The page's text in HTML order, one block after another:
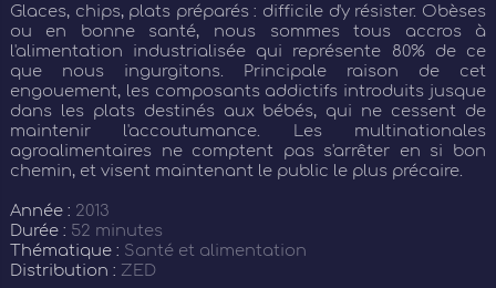
Glaces, chips, plats préparés : difficile d'y résister. Obèses
ou en bonne santé, nous sommes tous accros à
l'alimentation industrialisée qui représente 80% de ce
que nous ingurgitons. Principale raison de cet
engouement, les composants addictifs introduits jusque
dans les plats destinés aux bébés, qui ne cessent de
maintenir l'accoutumance. Les multinationales
agroalimentaires ne comptent pas s'arrêter en si bon
chemin, et visent maintenant le public le plus précaire.
Année : 2013
Durée : 52 minutes
Thématique : Santé et alimentation
Distribution : ZED